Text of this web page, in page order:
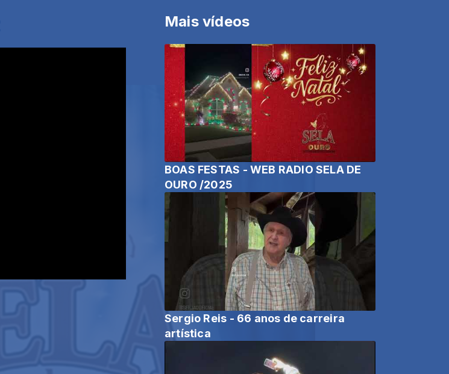
Mais vídeos
BOAS FESTAS - WEB RADIO SELA DE
OURO /2025
Sergio Reis - 66 anos de carreira
artística